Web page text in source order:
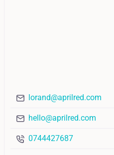
lorand@aprilred.com
hello@aprilred.com
0744427687